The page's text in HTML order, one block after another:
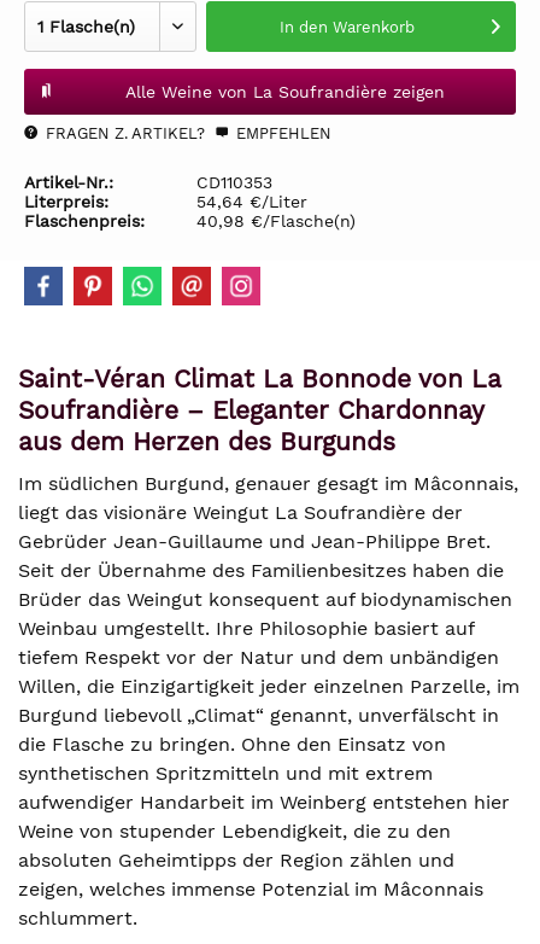
In den Warenkorb
Alle Weine von La Soufrandière zeigen
FRAGEN Z. ARTIKEL? EMPFEHLEN
Artikel-Nr.:
CD110353
Literpreis:
54,64 €/Liter
Flaschenpreis:
40,98 €/Flasche(n)
Saint-Véran Climat La Bonnode von La
Soufrandière – Eleganter Chardonnay
aus dem Herzen des Burgunds
Im südlichen Burgund, genauer gesagt im Mâconnais,
liegt das visionäre Weingut La Soufrandière der
Gebrüder Jean-Guillaume und Jean-Philippe Bret.
Seit der Übernahme des Familienbesitzes haben die
Brüder das Weingut konsequent auf biodynamischen
Weinbau umgestellt. Ihre Philosophie basiert auf
tiefem Respekt vor der Natur und dem unbändigen
Willen, die Einzigartigkeit jeder einzelnen Parzelle, im
Burgund liebevoll „Climat“ genannt, unverfälscht in
die Flasche zu bringen. Ohne den Einsatz von
synthetischen Spritzmitteln und mit extrem
aufwendiger Handarbeit im Weinberg entstehen hier
Weine von stupender Lebendigkeit, die zu den
absoluten Geheimtipps der Region zählen und
zeigen, welches immense Potenzial im Mâconnais
schlummert.